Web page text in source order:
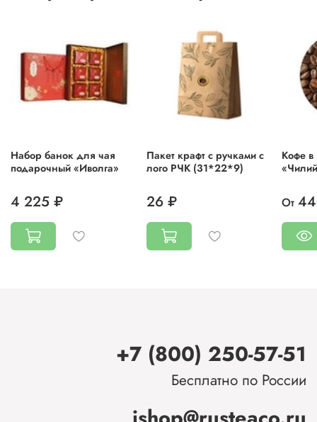
Набор банок для чая
подарочный «Иволга»
4 225 ₽
Пакет крафт с ручками с
лого РЧК (31*22*9)
26 ₽
Кофе в
От
+7 (800) 250-57-51
Бесплатно по России